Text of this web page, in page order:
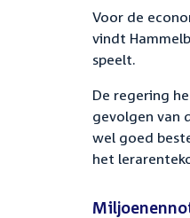
Voor de
vindt
speelt.
De regering
gevolgen van
wel goed
het